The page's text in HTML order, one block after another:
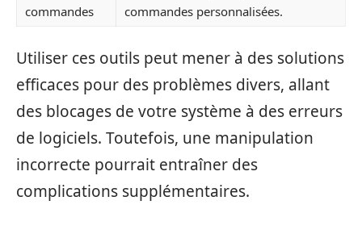
commandes
commandes personnalisées.
Utiliser ces outils peut mener à des solutions
efficaces pour des problèmes divers, allant
des blocages de votre système à des erreurs
de logiciels. Toutefois, une manipulation
incorrecte pourrait entraîner des
complications supplémentaires.